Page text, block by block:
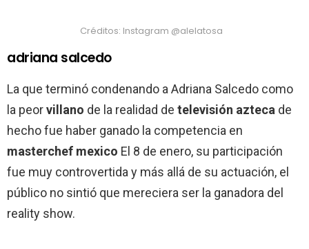
Créditos: Instagram @alelatosa
adriana salcedo
La que terminó condenando a Adriana Salcedo como
la peorvillano de la realidad de televisión azteca de
hecho fue haber ganado la competencia en
masterchef mexico El 8 de enero, su participación
fue muy controvertida y más allá de su actuación, el
público no sintió que mereciera ser la ganadora del
reality show.